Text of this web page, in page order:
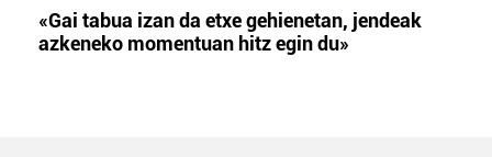
«Gai tabua izan da etxe gehienetan, jendeak
azkeneko momentuan hitz egin du»